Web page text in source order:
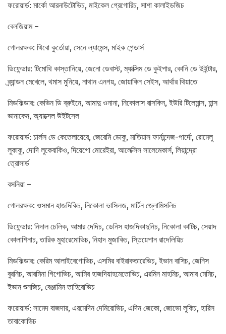
ফরোয়ার্ড: মার্কো আরনাউটোভিচ, মাইকেল গ্রেগোরিচ, সাশা কালাইডজিচ
বেলজিয়াম –
গোলরক্ষক: থিবো কুর্তোয়া, সেনে ল্যামেন্স, মাইক পেন্ডার্স
ডিফেন্ডার: টিমোথি কাস্তানিয়ে, জেনো ডেবাস্ট, ম্যাক্সিম ডে কুইপার, কোনি ডে উইন্টার,
ব্র্যান্ডন মেখেলে, থমাস মুনিয়ে, নাথান এনগয়, জোয়াকিন সেইস, আর্থার থিয়াতে
মিডফিল্ডার: কেভিন ডি ব্রুইনে, আমাদু ওনানা, নিকোলাস রাসকিন, ইউরি টিলেমান্স, হান্স
ভানাকেন, অ্যাক্সেল উইটসেল
ফরোয়ার্ড: চার্লস ডে কেতেলায়েরে, জেরেমি ডোকু, মাতিয়াস ফার্নান্দেজ-পার্দো, রোমেলু
লুকাকু, দোদি লুকেবাকিও, দিয়েগো মোরেইরা, আলেক্সিস সালেমেকার্স, লিয়ান্দ্রো
ত্রোসার্ড
বসনিয়া –
গোলরক্ষক: ওসমান হাজদিকিচ, নিকোলা ভাসিলজ, মার্টিন জ্লোমিসলিচ
ডিফেন্ডার: নিদাল চেলিক, আমার দেদিচ, ডেনিস হাজদিকাদুনিচ, নিকোলা কাটিচ, সেয়াদ
কোলাশিনাচ, তারিক মুহারেমোভিচ, নিহাদ মুজাকিচ, স্তিয়েপান রাদেলিয়িচ
মিডফিল্ডার: কেরিম আলাইবেগোভিচ, এসমির বাইরাকতারেভিচ, ইভান বাসিচ, জেনিস
বুরনিচ, আরমিনা গিগোভিচ, আমির হাজদিয়াহমেতোভিচ, এরমিন মাহমিচ, আমার মেমিচ,
ইভান শুনজিচ, বেঞ্জামিন তাহিরোভিচ
ফরোয়ার্ড: সামেদ বাজদার, এরমেদিন দেমিরোভিচ, এদিন জেকো, জোভো লুকিচ, হারিস
তাবাকোভিচ